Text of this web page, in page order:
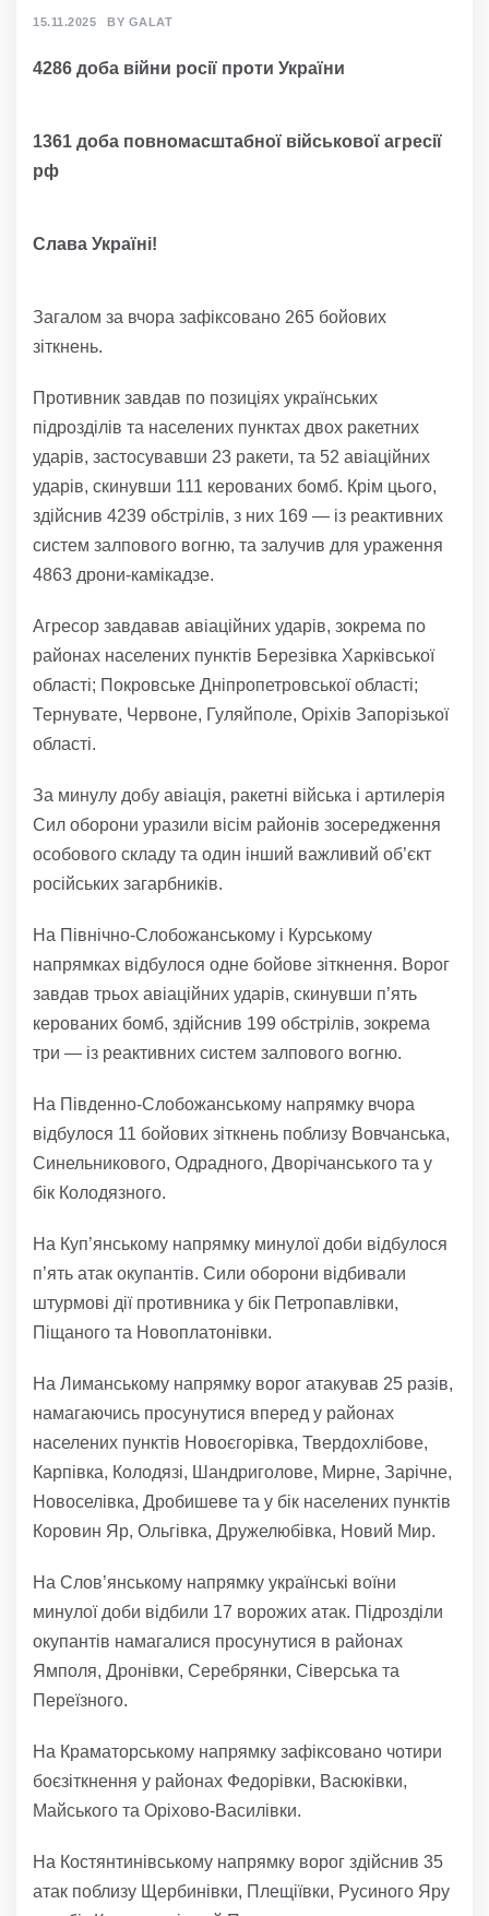
15.11.2025 BY GALAT
4286 доба війни росії проти України
1361 доба повномасштабної військової агресії
рф
Слава Україні!
Загалом за вчора зафіксовано 265 бойових
зіткнень.
Противник завдав по позиціях українських
підрозділів та населених пунктах двох ракетних
ударів, застосувавши 23 ракети, та 52 авіаційних
ударів, скинувши 111 керованих бомб. Крім цього,
здійснив 4239 обстрілів, з них 169 — із реактивних
систем залпового вогню, та залучив для ураження
4863 дрони-камікадзе.
Агресор завдавав авіаційних ударів, зокрема по
районах населених пунктів Березівка Харківської
області; Покровське Дніпропетровської області;
Тернувате, Червоне, Гуляйполе, Оріхів Запорізької
області.
За минулу добу авіація, ракетні війська і артилерія
Сил оборони уразили вісім районів зосередження
особового складу та один інший важливий об’єкт
російських загарбників.
На Північно-Слобожанському і Курському
напрямках відбулося одне бойове зіткнення. Ворог
завдав трьох авіаційних ударів, скинувши п’ять
керованих бомб, здійснив 199 обстрілів, зокрема
три — із реактивних систем залпового вогню.
На Південно-Слобожанському напрямку вчора
відбулося 11 бойових зіткнень поблизу Вовчанська,
Синельникового, Одрадного, Дворічанського та у
бік Колодязного.
На Куп’янському напрямку минулої доби відбулося
п’ять атак окупантів. Сили оборони відбивали
штурмові дії противника у бік Петропавлівки,
Піщаного та Новоплатонівки.
На Лиманському напрямку ворог атакував 25 разів,
намагаючись просунутися вперед у районах
населених пунктів Новоєгорівка, Твердохлібове,
Карпівка, Колодязі, Шандриголове, Мирне, Зарічне,
Новоселівка, Дробишеве та у бік населених пунктів
Коровин Яр, Ольгівка, Дружелюбівка, Новий Мир.
На Слов’янському напрямку українські воїни
минулої доби відбили 17 ворожих атак. Підрозділи
окупантів намагалися просунутися в районах
Ямполя, Дронівки, Серебрянки, Сіверська та
Переїзного.
На Краматорському напрямку зафіксовано чотири
боєзіткнення у районах Федорівки, Васюківки,
Майського та Оріхово-Василівки.
На Костянтинівському напрямку ворог здійснив 35
атак поблизу Щербинівки, Плещіївки, Русиного Яру